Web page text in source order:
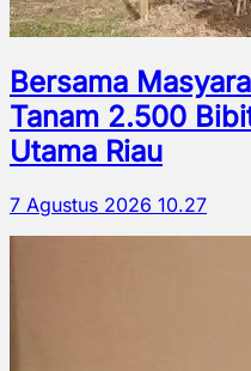
Bersama
Tanam 2.500
Utama Riau
7 Agustus 2026 10.27